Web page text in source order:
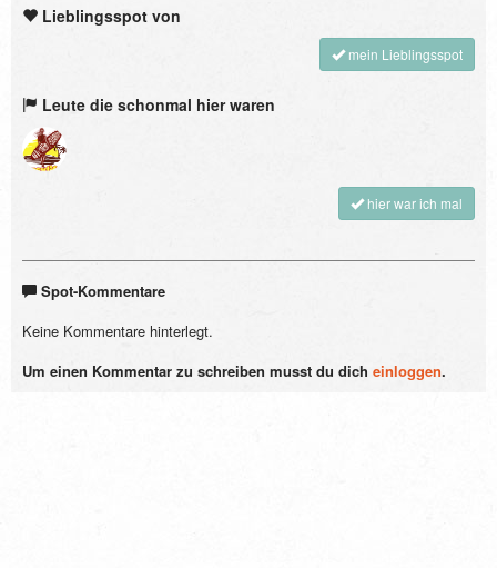
Lieblingsspot von
mein Lieblingsspot
Leute die schonmal hier waren
hier war ich mal
Spot-Kommentare
Keine Kommentare hinterlegt.
Um einen Kommentar zu schreiben musst du dich einloggen.